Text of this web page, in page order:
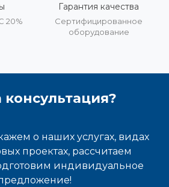
20%
Гарантия качества
Сертифицированное
оборудование
о наших услугах, видах
проектах, рассчитаем
индивидуальное